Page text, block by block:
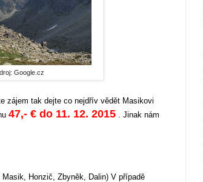
Google.cz
zájem tak dejte co nejdřív vědět Masikovi
47,- € do 11. 12. 2015
. Jinak nám
Honzič, Zbyněk, Dalin) V případě